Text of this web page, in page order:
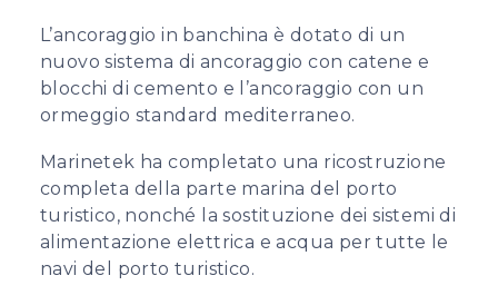
L’ancoraggio in banchina è dotato di un
nuovo sistema di ancoraggio con catene e
blocchi di cemento e l’ancoraggio con un
ormeggio standard mediterraneo.
Marinetek ha completato una ricostruzione
completa della parte marina del porto
turistico, nonché la sostituzione dei sistemi di
alimentazione elettrica e acqua per tutte le
navi del porto turistico.